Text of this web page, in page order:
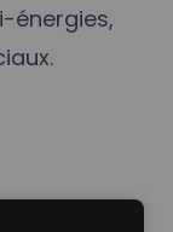
énergies,